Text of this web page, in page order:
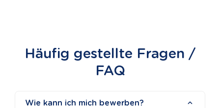
Häufig gestellte Fragen /
FAQ
Wie kann ich mich bewerben?